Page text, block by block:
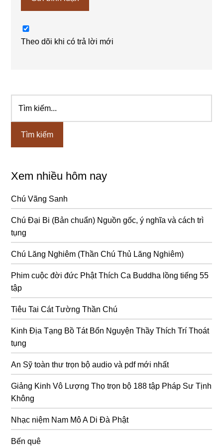
Theo dõi khi có trả lời mới
Sidebar
chính
kiếm...
Xem nhiều hôm nay
Chú Vãng Sanh
Chú Đại Bi (Bản chuẩn) Nguồn gốc, ý nghĩa và cách trì
tụng
Chú Lăng Nghiêm (Thần Chú Thủ Lăng Nghiêm)
Phim cuộc đời đức Phật Thích Ca Buddha lồng tiếng 55
tập
Tiêu Tai Cát Tường Thần Chú
Kinh Địa Tạng Bồ Tát Bổn Nguyện Thầy Thích Trí Thoát
tụng
An Sỹ toàn thư trọn bộ audio và pdf mới nhất
Giảng Kinh Vô Lượng Thọ trọn bộ 188 tập Pháp Sư Tịnh
Không
Nhạc niệm Nam Mô A Di Đà Phật
Bến quê